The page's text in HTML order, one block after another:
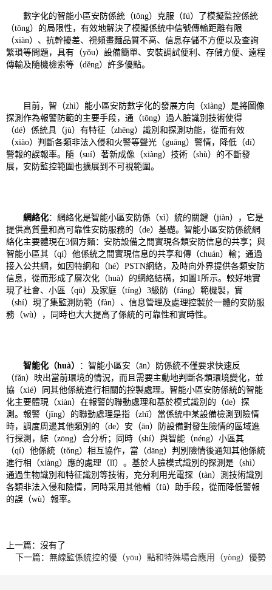
數字化的智能小區安防係統（tǒng）克服（fú）了模擬監控係統
（tǒng）的局限性，有效地解決了模擬係統中信號傳輸距離有限
（xiàn）、抗幹擾差、視頻畫麵品質不高、信息存儲不方便以及查詢
繁瑣等問題，具有（yǒu）設備簡單、安裝調試便利、存儲方便、遠程
傳輸及隨機檢索等（děng）許多優點。
目前，智（zhì）能小區安防數字化的發展方向（xiàng）是將圖像
探測作為報警防範的主要手段，通（tōng）過人臉識別技術使得
（dé）係統具（jù）有特征（zhēng）識別和探測功能，從而有效
（xiào）判斷各類非法入侵和火警等聲光（guāng）警情，降低（dī）
警報的誤報率。隨（suí）著新成像（xiàng）技術（shù）的不斷發
展，安防監控範圍也擴展到不可視範圍。
網絡化：網絡化是智能小區安防係（xì）統的關鍵（jiàn），它是
提供高質量和高可靠性安防服務的（de）基礎。智能小區安防係統網
絡化主要體現在3個方麵：安防設備之間實現各類安防信息的共享；與
智能小區其（qí）他係統之間實現信息的共享和傳（chuán）輸；通過
接入公共網，如因特網和（hé）PSTN網絡，及時向外界提供各類安防
信息，從而形成了層次化（huà）的網絡結構，如圖1所示。較好地實
現了社會、小區（qū）及家庭（tíng）3級防（fáng）範機製，實
（shí）現了集監測防範（fàn）、信息管理及處理控製於一體的安防服
務（wù），同時也大大提高了係統的可靠性和實時性。
智能化（huà）
：智能小區安（ān）防係統不僅要求快速反
（fǎn）映出當前環境的情況，而且需要主動地判斷各類環境變化，並
協（xié）同其他係統進行相關的控製處理。智能小區安防係統的智能
化主要體現（xiàn）在報警的聯動處理和基於模式識別的（de）探
測。報警（jǐng）的聯動處理是指（zhǐ）當係統中某設備檢測到險情
時，調度周邊其他類別的（de）安（ān）防設備對發生險情的區域進
行探測，綜（zōng）合分析；同時（shí）與智能（néng）小區其
（qí）他係統（tǒng）相互協作，當（dāng）判別險情後通知其他係統
進行相（xiàng）應的處理（lǐ）。基於人臉模式識別的探測是（shì）
通過生物識別和特征識別等技術，充分利用光電探（tàn）測技術識別
各類非法入侵和險情，同時采用其他輔（fǔ）助手段，從而降低警報
的誤（wù）報率。
上一篇：沒有了
下一篇： 無線監係統控的優（yōu）點和特殊場合應用（yòng）優勢